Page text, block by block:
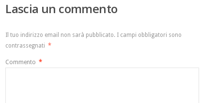
Lascia un commento
Il tuo indirizzo email non sarà pubblicato. I campi obbligatori sono
contrassegnati *
Commento *